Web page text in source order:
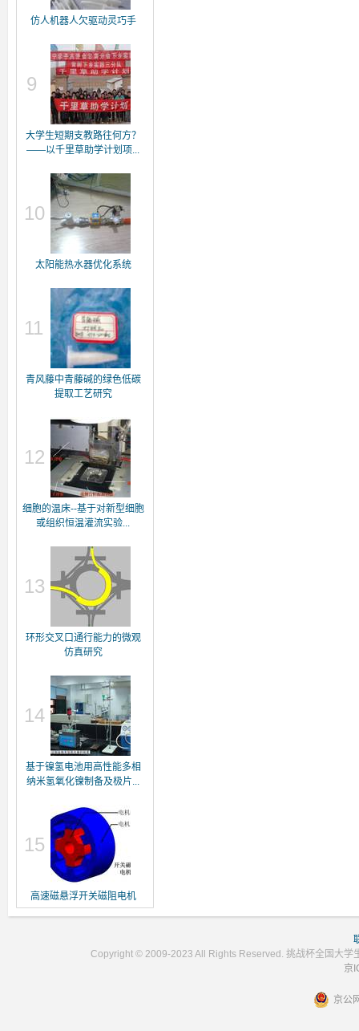
仿人机器人欠驱动灵巧手
9
大学生短期支教路往何方？
——以千里草助学计划项...
10
太阳能热水器优化系统
11
青风藤中青藤碱的绿色低碳
提取工艺研究
12
细胞的温床--基于对新型细胞
或组织恒温灌流实验...
13
环形交叉口通行能力的微观
仿真研究
14
基于镍氢电池用高性能多相
纳米氢氧化镍制备及极片...
15
高速磁悬浮开关磁阻电机
Copyright © 2009-2023 All Rights Reserved. 挑战杯全国大学
京
京公